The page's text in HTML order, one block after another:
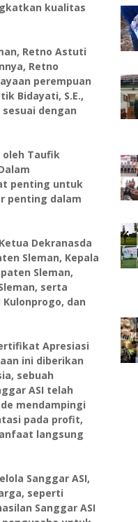
kualitas
Retno Astuti
Retno
perempuan
Bidayati, S.E.,
dengan
oleh Taufik
penting untuk
penting dalam
Dekranasda
Sleman, Kepala
Sleman,
serta
Kulonprogo, dan
Apresiasi
ini diberikan
sebuah
ASI telah
mendampingi
pada profit,
langsung
Sanggar ASI,
seperti
Sanggar ASI